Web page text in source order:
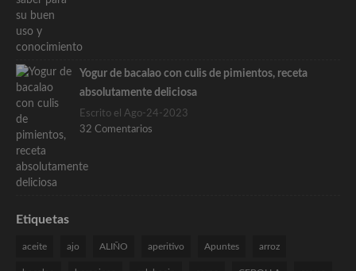
Yogur de bacalao con culis de pimientos, receta
absolutamente deliciosa
Escrito el Ago-24-2023
32 Comentarios
Etiquetas
aceite ajo ALIÑO aperitivo Apuntes arroz